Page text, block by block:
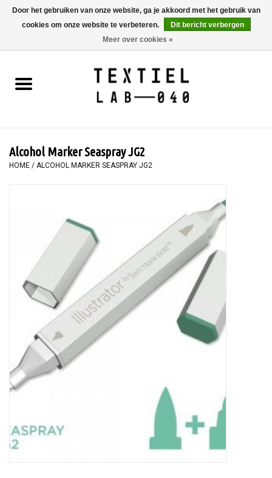
0 Artikelen - €0,00
BOEKEN
SCHILDEREN
WORKSHOPS
SPECIALS
TOOLS
Alcohol Marker Seaspray JG2
HOME / ALCOHOL MARKER SEASPRAY JG2
Door het gebruiken van onze website, ga je akkoord met het gebruik van
cookies om onze website te verbeteren.
Dit bericht verbergen
Meer over cookies »